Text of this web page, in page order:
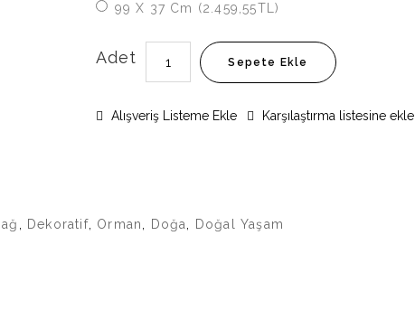
99 X 37 Cm (2.459,55TL)
Adet Sepete Ekle
Alışveriş Listeme Ekle Karşılaştırma listesine ekle
Dekoratif, Orman Doğa Doğal Yaşam